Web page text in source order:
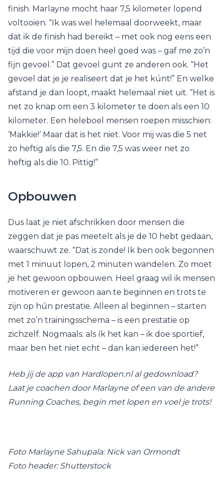
finish. Marlayne mocht haar 7,5 kilometer lopend
voltooien. “Ik was wel helemaal doorweekt, maar
dat ik de finish had bereikt – met ook nog eens een
tijd die voor mijn doen heel goed was – gaf me zo’n
fijn gevoel.” Dat gevoel gunt ze anderen ook. “Het
gevoel dat je je realiseert dat je het kúnt!” En welke
afstand je dan loopt, maakt helemaal niet uit. “Het is
net zo knap om een 3 kilometer te doen als een 10
kilometer. Een heleboel mensen roepen misschien:
‘Makkie!’ Maar dat is het niet. Voor mij was die 5 net
zo heftig als die 7,5. En die 7,5 was weer net zo
heftig als die 10. Pittig!”
Opbouwen
Dus laat je niet afschrikken door mensen die
zeggen dat je pas meetelt als je de 10 hebt gedaan,
waarschuwt ze. “Dat is zonde! Ik ben ook begonnen
met 1 minuut lopen, 2 minuten wandelen. Zo moet
je het gewoon opbouwen. Heel graag wil ik mensen
motiveren er gewoon aan te beginnen en trots te
zijn op hún prestatie. Alleen al beginnen – starten
met zo’n trainingsschema – is een prestatie op
zichzelf. Nogmaals: als ík het kan – ik doe sportief,
maar ben het niet echt – dan kan iedereen het!”
Heb jij de app van Hardlopen.nl al gedownload?
Laat je coachen door Marlayne of een van de andere
Running Coaches, begin met lopen en voel je trots!
Foto Marlayne Sahupala: Nick van Ormondt
Foto header: Shutterstock